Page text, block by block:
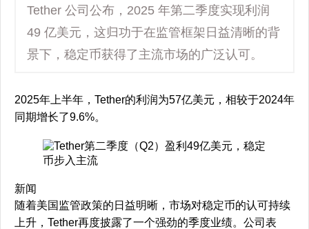
Tether 公司公布，2025 年第二季度实现利润
49 亿美元，这归功于在监管框架日益清晰的背
景下，稳定币获得了主流市场的广泛认可。
2025年上半年，Tether的利润为57亿美元，相较于2024年
同期增长了9.6%。
新闻
随着美国监管政策的日益明晰，市场对稳定币的认可持续
上升，Tether再度披露了一个强劲的季度业绩。公司表